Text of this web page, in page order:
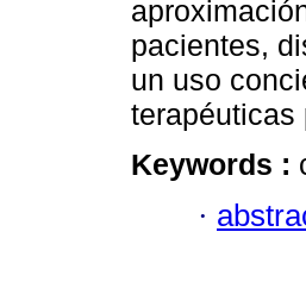
pacientes,
un uso
terapéuticas
Keywords :
·